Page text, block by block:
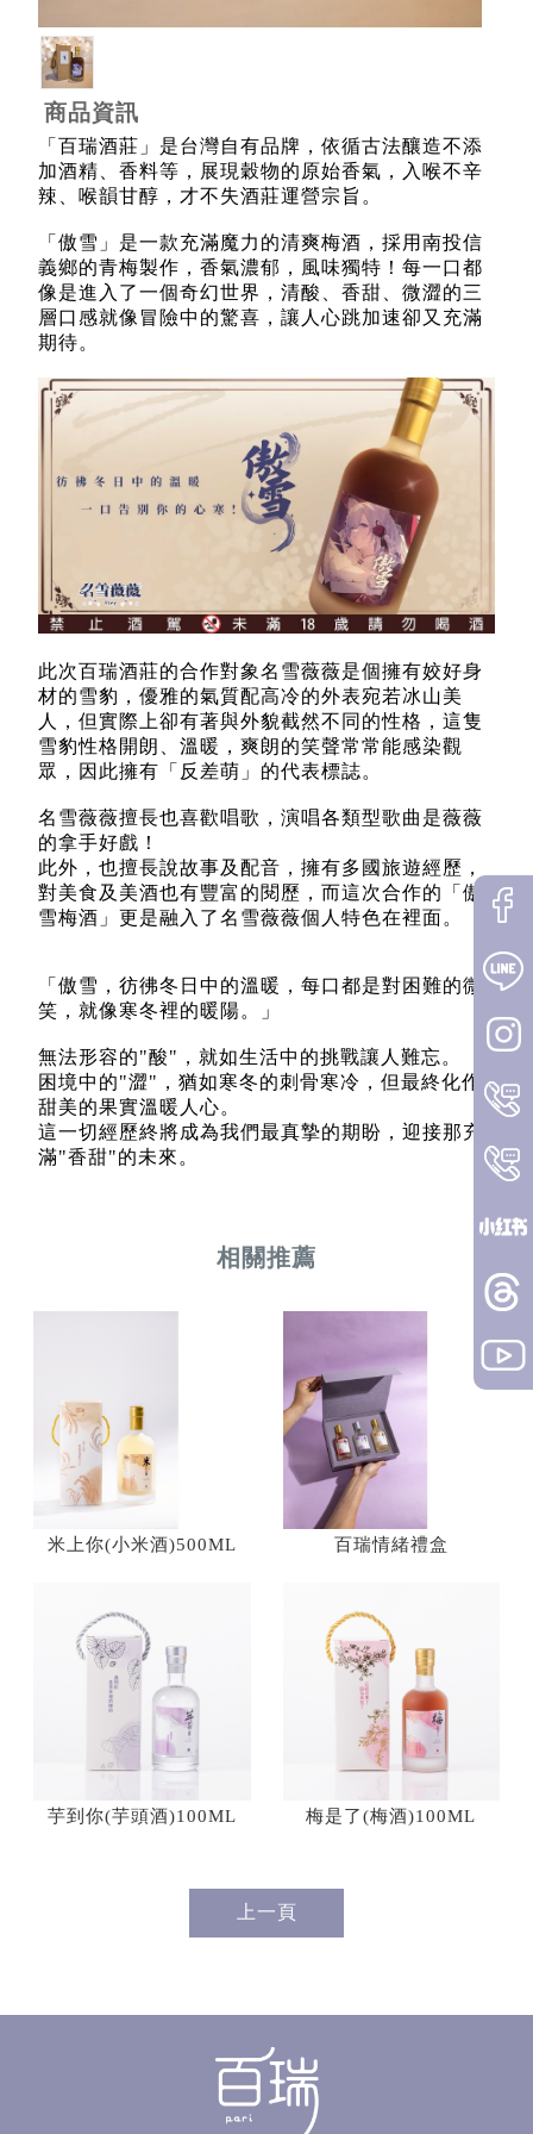
商品資訊
「百瑞酒莊」是台灣自有品牌，依循古法釀造不添
加酒精、香料等，展現穀物的原始香氣，入喉不辛
辣、喉韻甘醇，才不失酒莊運營宗旨。
「傲雪」是一款充滿魔力的清爽梅酒，採用南投信
義鄉的青梅製作，香氣濃郁，風味獨特！每一口都
像是進入了一個奇幻世界，清酸、香甜、微澀的三
層口感就像冒險中的驚喜，讓人心跳加速卻又充滿
期待。
此次百瑞酒莊的合作對象名雪薇薇是個擁有姣好身
材的雪豹，優雅的氣質配高冷的外表宛若冰山美
人，但實際上卻有著與外貌截然不同的性格，這隻
雪豹性格開朗、溫暖，爽朗的笑聲常常能感染觀
眾，因此擁有「反差萌」的代表標誌。
名雪薇薇擅長也喜歡唱歌，演唱各類型歌曲是薇薇
的拿手好戲！
此外，也擅長說故事及配音，擁有多國旅遊經歷，
對美食及美酒也有豐富的閱歷，而這次合作的「傲
雪梅酒」更是融入了名雪薇薇個人特色在裡面。
「傲雪，彷彿冬日中的溫暖，每口都是對困難的微
笑，就像寒冬裡的暖陽。」
無法形容的"酸"，就如生活中的挑戰讓人難忘。
困境中的"澀"，猶如寒冬的刺骨寒冷，但最終化作
甜美的果實溫暖人心。
這一切經歷終將成為我們最真摯的期盼，迎接那充
滿"香甜"的未來。
米上你(小米酒)500ML 百瑞情緒禮盒
芋到你(芋頭酒)100ML 梅是了(梅酒)100ML
上一頁